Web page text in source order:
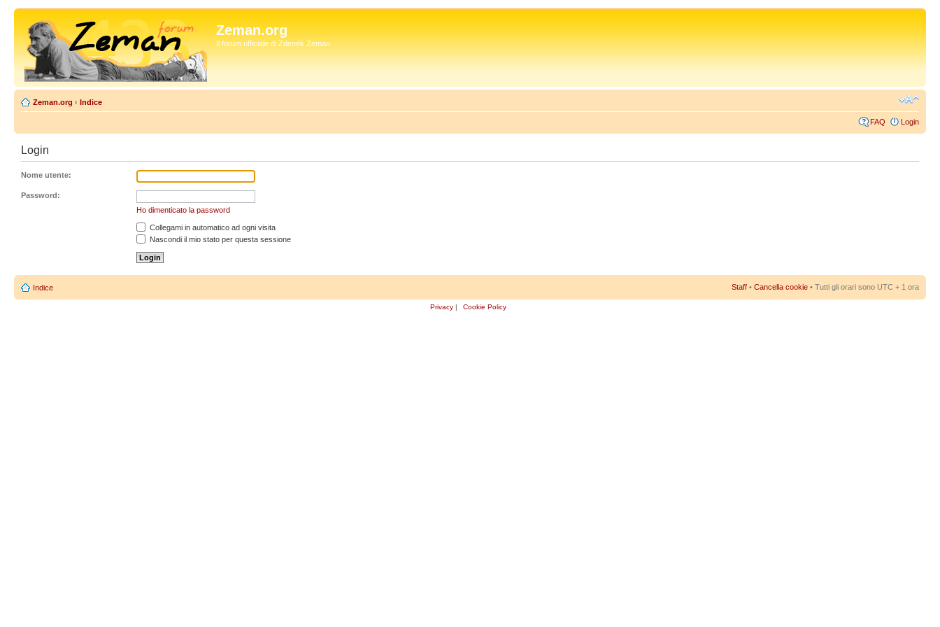
Zeman.org
Il forum ufficiale di Zdenek Zeman
Zeman.org ‹ Indice
FAQ Login
Login
Nome utente:
Password:
Ho dimenticato la password
Collegami in automatico ad ogni visita
Nascondi il mio stato per questa sessione
Indice Staff • Cancella cookie • Tutti gli orari sono UTC + 1 ora
Privacy | Cookie Policy